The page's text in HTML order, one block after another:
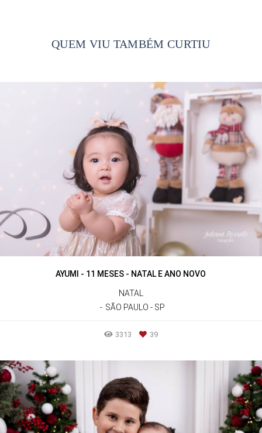
QUEM VIU TAMBÉM CURTIU
AYUMI - 11 MESES - NATAL E ANO NOVO
NATAL
SÃO PAULO - SP
3313 39